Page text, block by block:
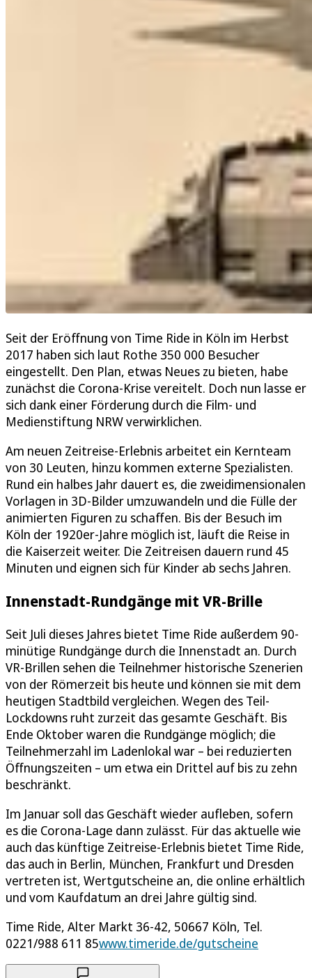
Seit der Eröffnung von Time Ride in Köln im Herbst
2017 haben sich laut Rothe 350 000 Besucher
eingestellt. Den Plan, etwas Neues zu bieten, habe
zunächst die Corona-Krise vereitelt. Doch nun lasse er
sich dank einer Förderung durch die Film- und
Medienstiftung NRW verwirklichen.
Am neuen Zeitreise-Erlebnis arbeitet ein Kernteam
von 30 Leuten, hinzu kommen externe Spezialisten.
Rund ein halbes Jahr dauert es, die zweidimensionalen
Vorlagen in 3D-Bilder umzuwandeln und die Fülle der
animierten Figuren zu schaffen. Bis der Besuch im
Köln der 1920er-Jahre möglich ist, läuft die Reise in
die Kaiserzeit weiter. Die Zeitreisen dauern rund 45
Minuten und eignen sich für Kinder ab sechs Jahren.
Innenstadt-Rundgänge mit VR-Brille
Seit Juli dieses Jahres bietet Time Ride außerdem 90-
minütige Rundgänge durch die Innenstadt an. Durch
VR-Brillen sehen die Teilnehmer historische Szenerien
von der Römerzeit bis heute und können sie mit dem
heutigen Stadtbild vergleichen. Wegen des Teil-
Lockdowns ruht zurzeit das gesamte Geschäft. Bis
Ende Oktober waren die Rundgänge möglich; die
Teilnehmerzahl im Ladenlokal war – bei reduzierten
Öffnungszeiten – um etwa ein Drittel auf bis zu zehn
beschränkt.
Im Januar soll das Geschäft wieder aufleben, sofern
es die Corona-Lage dann zulässt. Für das aktuelle wie
auch das künftige Zeitreise-Erlebnis bietet Time Ride,
das auch in Berlin, München, Frankfurt und Dresden
vertreten ist, Wertgutscheine an, die online erhältlich
und vom Kaufdatum an drei Jahre gültig sind.
Time Ride, Alter Markt 36-42, 50667 Köln, Tel.
0221/988 611 85www.timeride.de/gutscheine